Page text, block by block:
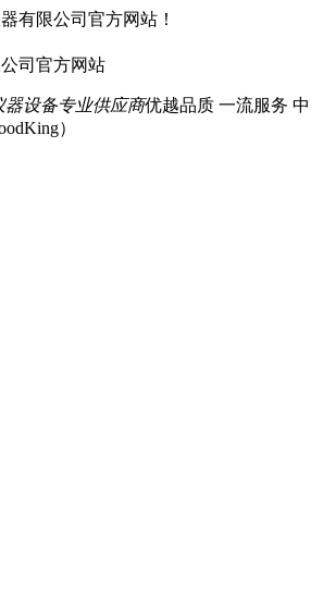
有限公司官方网站！
器设备专业供应商优越品质 一流服务 中
）